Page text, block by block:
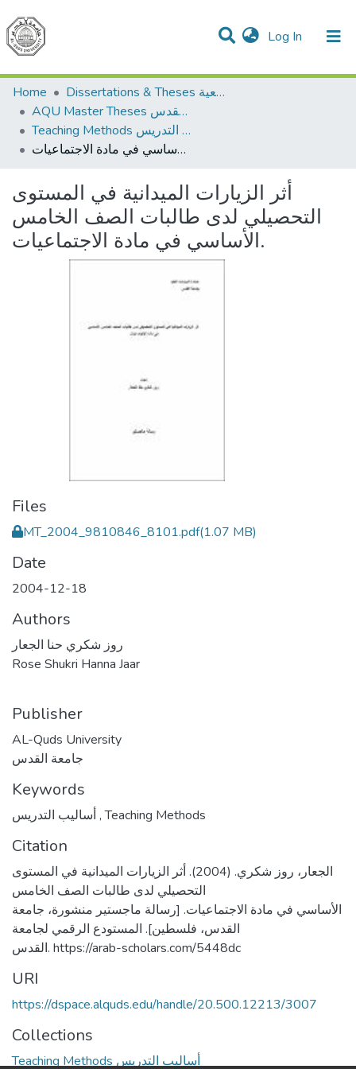
Log In (current)
Communities & Collections
All of DSpace
Home
Dissertations & Theses الرسائل الجامعية
AQU Master Theses الرسائل الجامعية الخاصة بجامعة القدس
Teaching Methods أساليب التدريس
أثر الزيارات الميدانية في المستوى التحصيلي لدى طالبات الصف الخامس الأساسي في مادة الاجتماعيات.
أثر الزيارات الميدانية في المستوى
التحصيلي لدى طالبات الصف الخامس
الأساسي في مادة الاجتماعيات.
Files
MT_2004_9810846_8101.pdf(1.07 MB)
Date
2004-12-18
Authors
روز شكري حنا الجعار
Rose Shukri Hanna Jaar
Publisher
AL-Quds University
جامعة القدس
Keywords
,Teaching Methods
Citation
الجعار، روز شكري. (2004). أثر الزيارات الميدانية في المستوى
التحصيلي لدى طالبات الصف الخامس
الأساسي في مادة الاجتماعيات. [رسالة ماجستير منشورة، جامعة
القدس، فلسطين]. المستودع الرقمي لجامعة
القدس. https://arab-scholars.com/5448dc
URI
https://dspace.alquds.edu/handle/20.500.12213/3007
Collections
Teaching Methods أساليب التدريس